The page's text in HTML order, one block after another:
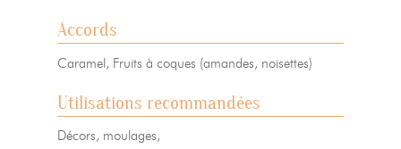
Accords
Caramel, Fruits à coques (amandes, noisettes)
Utilisations recommandées
Décors, moulages,